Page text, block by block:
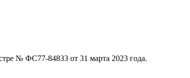
№ ФС77-84833 от 31 марта 2023 года.